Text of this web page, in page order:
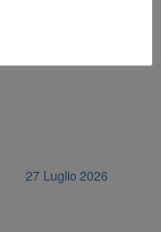
27 Luglio 2026